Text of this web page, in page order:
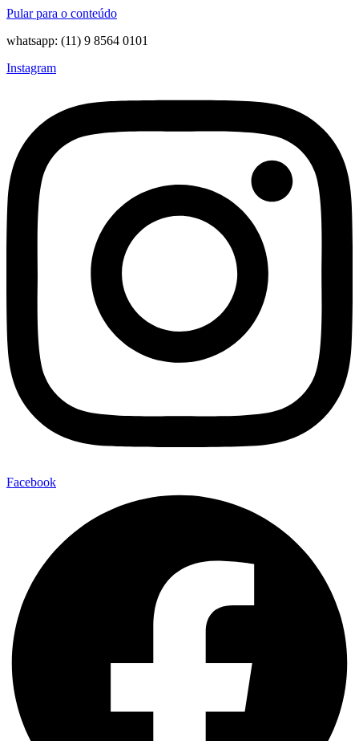
Pular para o conteúdo
whatsapp: (11) 9 8564 0101
Instagram
Facebook